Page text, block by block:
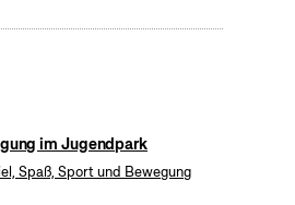
im Jugendpark
Spaß, Sport und Bewegung